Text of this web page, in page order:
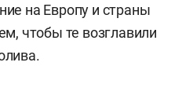
на Европу и страны
чтобы те возглавили